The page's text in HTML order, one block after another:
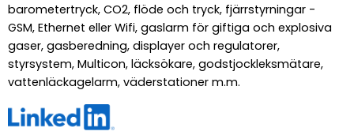
barometertryck, CO2, flöde och tryck, fjärrstyrningar -
GSM, Ethernet eller Wifi, gaslarm för giftiga och explosiva
gaser, gasberedning, displayer och regulatorer,
styrsystem, Multicon, läcksökare, godstjockleksmätare,
vattenläckagelarm, väderstationer m.m.